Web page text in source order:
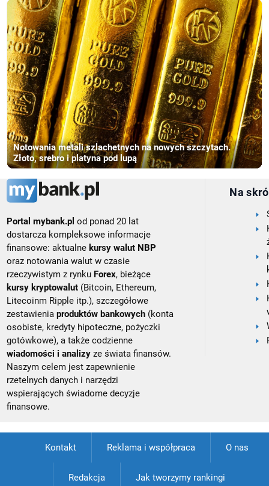
Notowania metali szlachetnych na nowych szczytach.
Złoto, srebro i platyna pod lupą
Portal mybank.pl od ponad 20 lat
dostarcza kompleksowe informacje
finansowe: aktualne kursy walut NBP
oraz notowania walut w czasie
rzeczywistym z rynku Forex, bieżące
kursy kryptowalut (Bitcoin, Ethereum,
Litecoinm Ripple itp.), szczegółowe
zestawieniaproduktów bankowych (konta
osobiste, kredyty hipoteczne, pożyczki
gotówkowe), a także codzienne
wiadomości i analizy ze świata finansów.
Naszym celem jest zapewnienie
rzetelnych danych i narzędzi
wspierających świadome decyzje
finansowe.
Na
Kontakt Reklama i współpraca O nas
Redakcja Jak tworzymy rankingi